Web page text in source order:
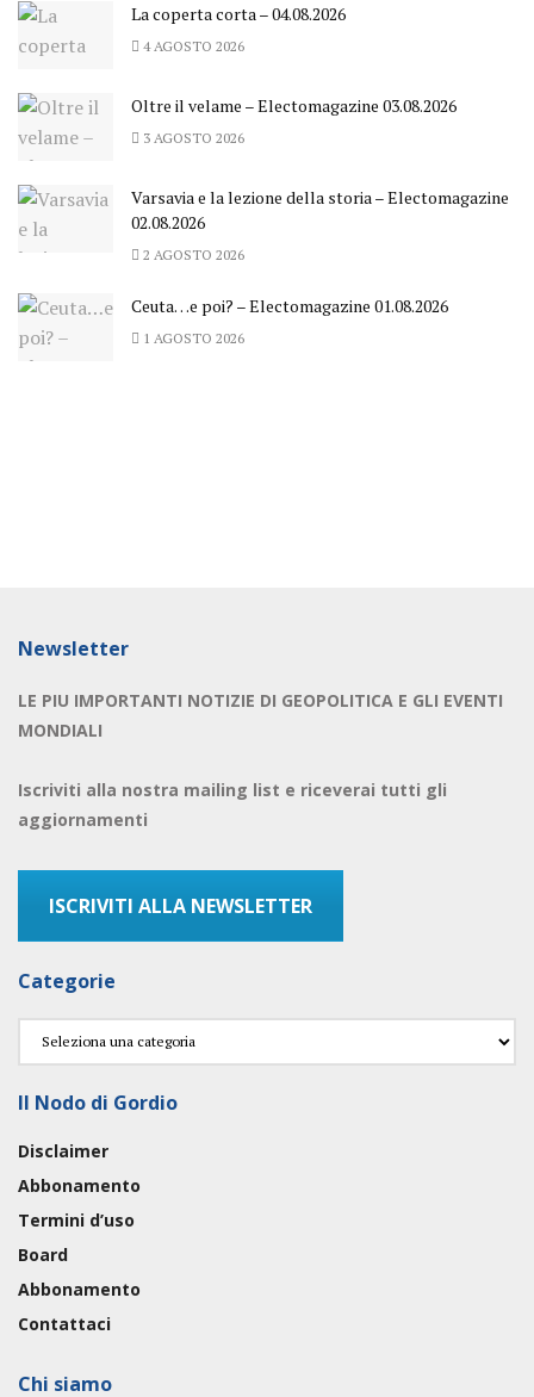
La coperta corta – 04.08.2026
4 AGOSTO 2026
Oltre il velame – Electomagazine 03.08.2026
3 AGOSTO 2026
Varsavia e la lezione della storia – Electomagazine
02.08.2026
2 AGOSTO 2026
Ceuta…e poi? – Electomagazine 01.08.2026
1 AGOSTO 2026
Newsletter
LE PIU IMPORTANTI NOTIZIE DI GEOPOLITICA E GLI EVENTI
MONDIALI
Iscriviti alla nostra mailing list e riceverai tutti gli
aggiornamenti
ISCRIVITI ALLA NEWSLETTER
Categorie
Categorie
Il Nodo di Gordio
Disclaimer
Abbonamento
Termini d’uso
Board
Abbonamento
Contattaci
Chi siamo